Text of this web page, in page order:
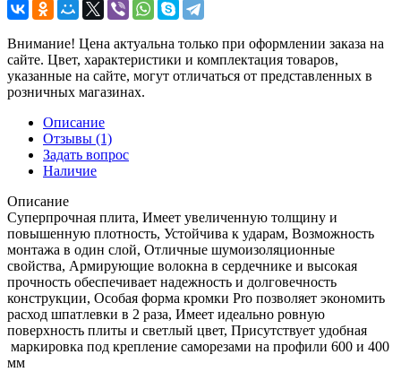
Внимание! Цена актуальна только при оформлении заказа на
сайте. Цвет, характеристики и комплектация товаров,
указанные на сайте, могут отличаться от представленных в
розничных магазинах.
Описание
Отзывы (1)
Задать вопрос
Наличие
Описание
Суперпрочная плита, Имеет увеличенную толщину и
повышенную плотность, Устойчива к ударам, Возможность
монтажа в один слой, Отличные шумоизоляционные
свойства, Армирующие волокна в сердечнике и высокая
прочность обеспечивает надежность и долговечность
конструкции, Особая форма кромки Pro позволяет экономить
расход шпатлевки в 2 раза, Имеет идеально ровную
поверхность плиты и светлый цвет, Присутствует удобная
маркировка под крепление саморезами на профили 600 и 400
мм